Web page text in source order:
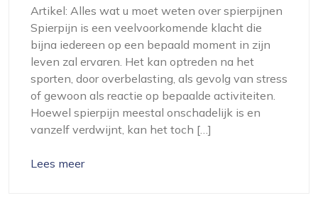
Artikel: Alles wat u moet weten over spierpijnen
Spierpijn is een veelvoorkomende klacht die
bijna iedereen op een bepaald moment in zijn
leven zal ervaren. Het kan optreden na het
sporten, door overbelasting, als gevolg van stress
of gewoon als reactie op bepaalde activiteiten.
Hoewel spierpijn meestal onschadelijk is en
vanzelf verdwijnt, kan het toch […]
Lees meer